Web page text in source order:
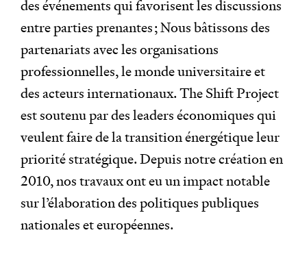
des événements qui favorisent les discussions
entre parties prenantes ; Nous bâtissons des
partenariats avec les organisations
professionnelles, le monde universitaire et
des acteurs internationaux. The Shift Project
est soutenu par des leaders économiques qui
veulent faire de la transition énergétique leur
priorité stratégique. Depuis notre création en
2010, nos travaux ont eu un impact notable
sur l’élaboration des politiques publiques
nationales et européennes.